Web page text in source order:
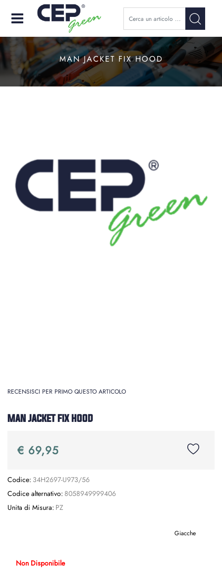
Open
MAN JACKET FIX HOOD
RECENSISCI PER PRIMO QUESTO ARTICOLO
MAN JACKET FIX HOOD
€ 69,95
Codice: 34H2697-U973/56
Codice alternativo: 8058949999406
Unita di Misura: PZ
Giacche
Non Disponibile